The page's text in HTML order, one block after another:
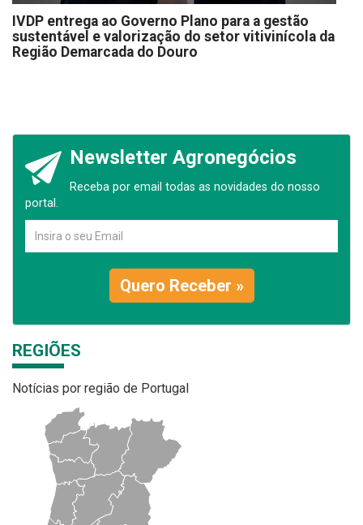
IVDP entrega ao Governo Plano para a gestão
sustentável e valorização do setor vitivinícola da
Região Demarcada do Douro
Newsletter Agronegócios
Receba por email todas as novidades do nosso
portal.
Quero Receber »
REGIÕES
Notícias por região de Portugal